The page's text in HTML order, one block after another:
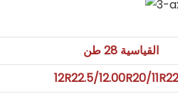
القياسية 28 طن
12R22.5/12.00R20/